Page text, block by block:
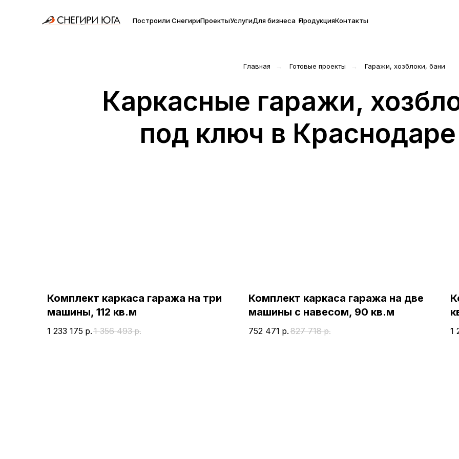
Построили СнегириПроектыУслугиДля бизнеса ПродукцияКонтакты
Главная → Готовые проекты → Гаражи, хозблоки, бани
Каркасные гаражи,
под ключ в
Комплект каркаса гаража на три
машины, 112 кв.м
1 233 175 р. 1 356 493 р.
Комплект каркаса гаража на две
машины с навесом, 90 кв.м
752 471 р. 827 718 р. 1